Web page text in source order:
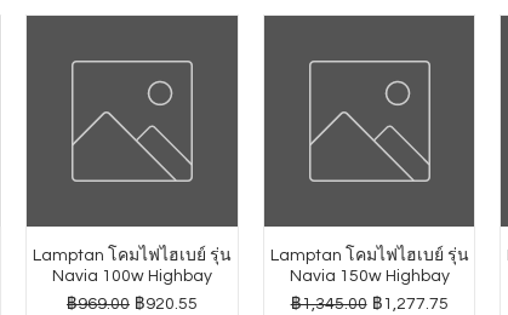
Lamptan โคมไฟไฮเบย์ รุ่น
Navia 100w Highbay
ราคาปกติ
฿969.00 ราคาขายลด
฿920.55
Lamptan โคมไฟไฮเบย์ รุ่น
Navia 150w Highbay
ราคาปกติ
฿1,345.00 ราคาขายลด
฿1,277.75